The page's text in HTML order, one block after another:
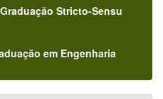
Stricto-Sensu
em Engenharia